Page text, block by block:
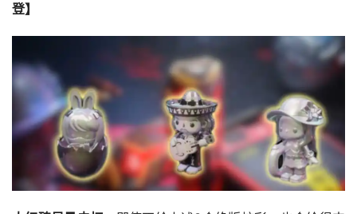
登】